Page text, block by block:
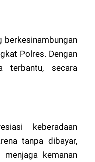
berkesinambungan
Polres. Dengan
terbantu, secara
keberadaan
tanpa dibayar,
menjaga kemanan